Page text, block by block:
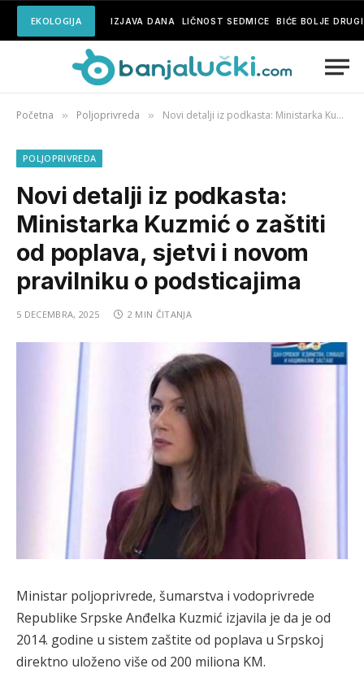
EKOLOGIJA IZJAVA DANA LIČNOST SEDMICE BIĆE BOLJE
Početna » Poljoprivreda » Novi detalji iz podkasta: Ministarka Kuzmić o zaštiti od poplava, sjetvi i novom pravilniku o podsticajima
POLJOPRIVREDA
Novi detalji iz podkasta:
Ministarka Kuzmić o zaštiti
od poplava, sjetvi i novom
pravilniku o podsticajima
5 DECEMBRA, 2025 2 MIN ČITANJA
Ministar poljoprivrede, šumarstva i vodoprivrede
Republike Srpske Anđelka Kuzmić izjavila je da je od
2014. godine u sistem zaštite od poplava u Srpskoj
direktno uloženo više od 200 miliona KM.